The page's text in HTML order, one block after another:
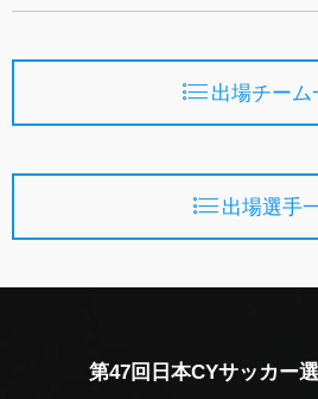
出場チーム
出場選手
第47回日本CYサッカー